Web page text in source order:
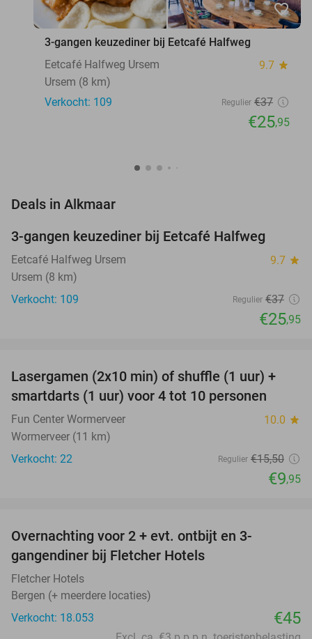
favorite_border
3-gangen keuzediner bij Eetcafé Halfweg
Eetcafé Halfweg Ursem
9.7 star
Ursem (8 km)
Verkocht: 109
Regulier €37
€25,95
Deals in Alkmaar
3-gangen keuzediner bij Eetcafé Halfweg
Eetcafé Halfweg Ursem 9.7 star
Ursem (8 km)
Verkocht: 109
Regulier €37
€25,95
36%
NEW
TODAY
Lasergamen (2x10 min) of shuffle (1 uur) +
smartdarts (1 uur) voor 4 tot 10 personen
Fun Center Wormerveer 10.0 star
Wormerveer (11 km)
Verkocht: 22
Regulier €15,50
€9,95
Overnachting voor 2 + evt. ontbijt en 3-
gangendiner bij Fletcher Hotels
Fletcher Hotels
Bergen (+ meerdere locaties)
Verkocht: 18.053
€45